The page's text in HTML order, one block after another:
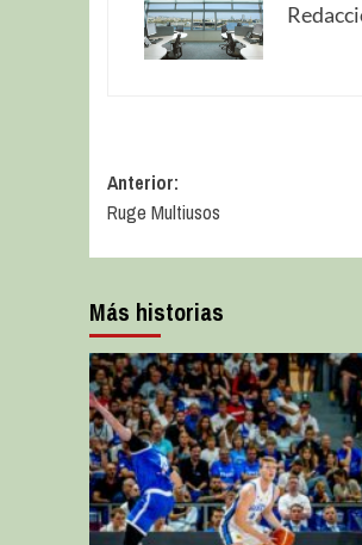
Anterior:
Ruge Multiusos
Más historias